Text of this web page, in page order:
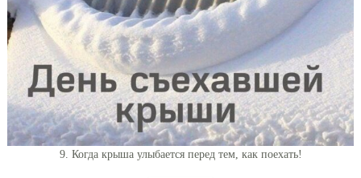
9. Когда крыша улыбается перед тем, как поехать!